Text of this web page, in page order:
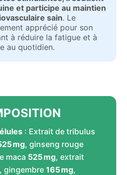
et participe au maintien
sain. Le
apprécié pour son
à réduire la fatigue et à
au quotidien.
: Extrait de tribulus
mg, ginseng rouge
maca 525 mg, extrait
, gingembre165 mg,